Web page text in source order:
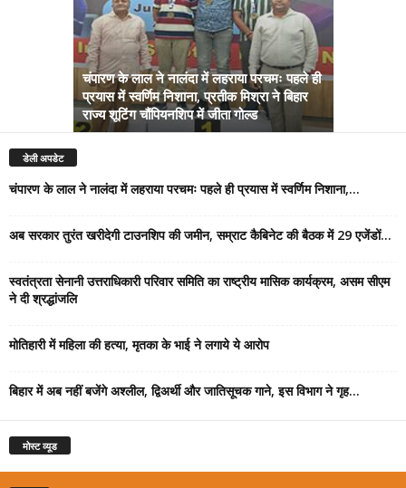
चंपारण के लाल ने नालंदा में लहराया परचमः पहले ही
प्रयास में स्वर्णिम निशाना, प्रतीक मिश्रा ने बिहार
राज्य शूटिंग चौंपियनशिप में जीता गोल्ड
डेली अपडेट
चंपारण के लाल ने नालंदा में लहराया परचमः पहले ही प्रयास में स्वर्णिम निशाना,...
अब सरकार तुरंत खरीदेगी टाउनशिप की जमीन, सम्राट कैबिनेट की बैठक में 29 एजेंडों...
स्वतंत्रता सेनानी उत्तराधिकारी परिवार समिति का राष्ट्रीय मासिक कार्यक्रम, असम सीएम
ने दी श्रद्धांजलि
मोतिहारी में महिला की हत्या, मृतका के भाई ने लगाये ये आरोप
बिहार में अब नहीं बजेंगे अश्लील, द्विअर्थी और जातिसूचक गाने, इस विभाग ने गृह...
मोस्ट व्यूड